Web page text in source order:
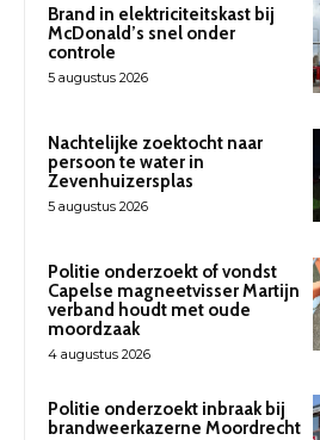
Brand in elektriciteitskast bij
McDonald’s snel onder
controle
5 augustus 2026
Nachtelijke zoektocht naar
persoon te water in
Zevenhuizersplas
5 augustus 2026
Politie onderzoekt of vondst
Capelse magneetvisser Martijn
verband houdt met oude
moordzaak
4 augustus 2026
Politie onderzoekt inbraak bij
brandweerkazerne Moordrecht